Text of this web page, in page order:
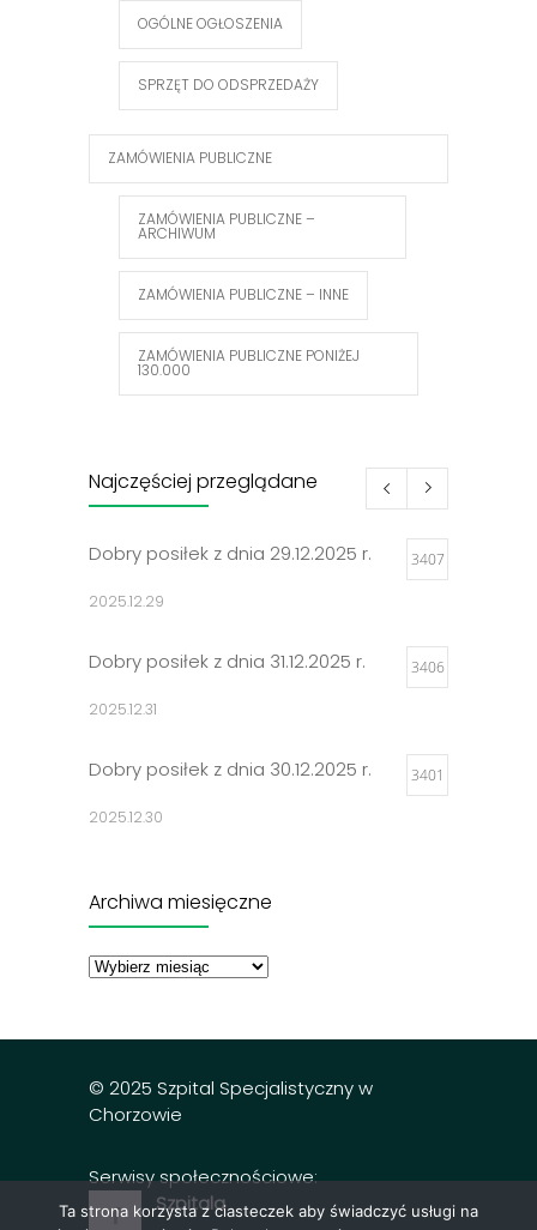
OGÓLNE OGŁOSZENIA
SPRZĘT DO ODSPRZEDAŻY
ZAMÓWIENIA PUBLICZNE
ZAMÓWIENIA PUBLICZNE –
ARCHIWUM
ZAMÓWIENIA PUBLICZNE – INNE
ZAMÓWIENIA PUBLICZNE PONIŻEJ
130.000
Najczęściej przeglądane
Dobry posiłek z dnia 29.12.2025 r. 3407
2025.12.29
Dobry posiłek z dnia 31.12.2025 r. 3406
2025.12.31
Dobry posiłek z dnia 30.12.2025 r. 3401
2025.12.30
2024.12.27
Dobry posiłek z dnia 23.12.2025 r.
Archiwa miesięczne
miesięczne
© 2025 Szpital Specjalistyczny w
Chorzowie
Serwisy społecznościowe:
Szpitala
Ta strona korzysta z ciasteczek aby świadczyć usługi na